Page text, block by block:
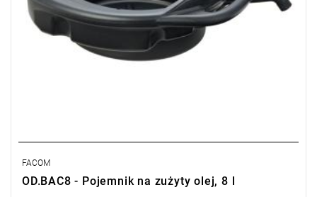
FACOM
OD.BAC8 - Pojemnik na zużyty olej, 8 l